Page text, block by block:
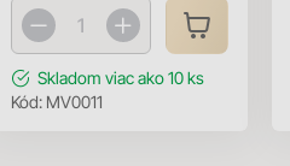
Skladom viac ako 10 ks
Kód: MV0011